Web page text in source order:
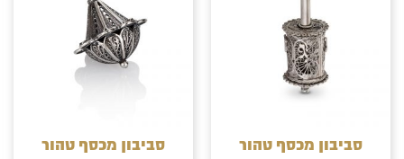
סביבון מכסף טהור סביבון מכסף טהור